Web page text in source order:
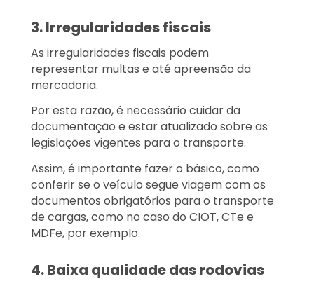
3. Irregularidades fiscais
As irregularidades fiscais podem
representar multas e até apreensão da
mercadoria.
Por esta razão, é necessário cuidar da
documentação e estar atualizado sobre as
legislações vigentes para o transporte.
Assim, é importante fazer o básico, como
conferir se o veículo segue viagem com os
documentos obrigatórios para o transporte
de cargas, como no caso do CIOT, CTe e
MDFe, por exemplo.
4. Baixa qualidade das rodovias